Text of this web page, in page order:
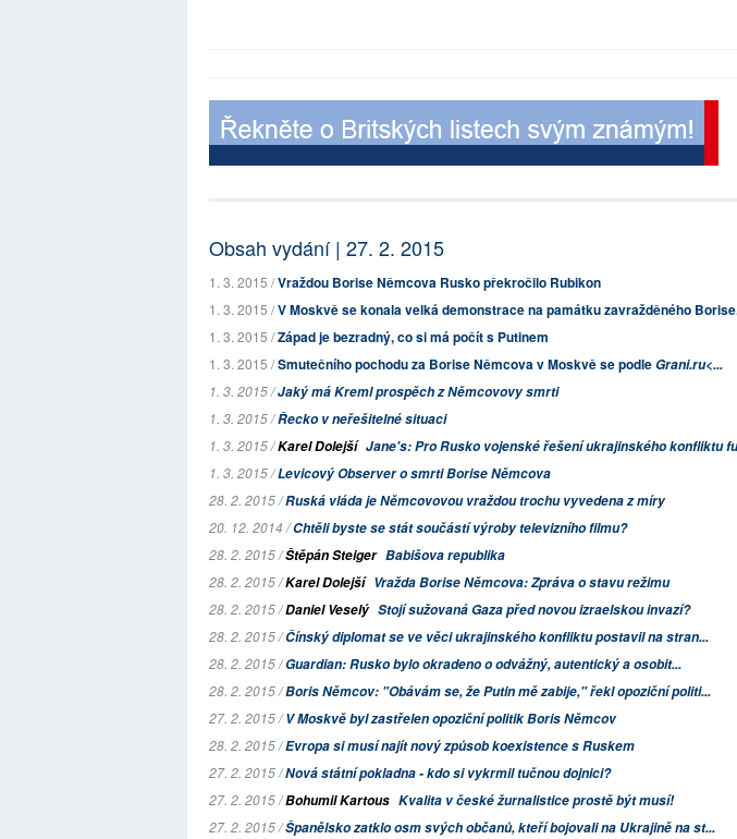
Obsah vydání | 27. 2. 2015
1. 3. 2015 /Vraždou Borise Němcova Rusko překročilo Rubikon
1. 3. 2015 /V Moskvě se konala velká demonstrace na památku zavražděného
1. 3. 2015 /Západ je bezradný, co si má počít s Putinem
1. 3. 2015 /Smutečního pochodu za Borise Němcova v Moskvě se podleGrani.ru<...
1. 3. 2015 /Jaký má Kreml prospěch z Němcovovy smrti
1. 3. 2015 /Řecko v neřešitelné situaci
1. 3. 2015 /Karel Dolejší Jane's: Pro Rusko vojenské řešení ukrajinského konfliktu
1. 3. 2015 /LevicovýObservero smrti Borise Němcova
28. 2. 2015 /Ruská vláda je Němcovovou vraždou trochu vyvedena z míry
20. 12. 2014 /Chtěli byste se stát součástí výroby televizního filmu?
28. 2. 2015 /Štěpán Steiger Babišova republika
28. 2. 2015 /Karel Dolejší Vražda Borise Němcova: Zpráva o stavu režimu
28. 2. 2015 /Daniel Veselý Stojí sužovaná Gaza před novou izraelskou invazí?
28. 2. 2015 /Čínský diplomat se ve věci ukrajinského konfliktu postavil na stran...
28. 2. 2015 /Guardian:Rusko bylo okradeno o odvážný, autentický a osobit...
28. 2. 2015 /Boris Němcov: "Obávám se, že Putin mě zabije," řekl opoziční politi...
27. 2. 2015 /V Moskvě byl zastřelen opoziční politik Boris Němcov
28. 2. 2015 /Evropa si musí najít nový způsob koexistence s Ruskem
27. 2. 2015 /Nová státní pokladna - kdo si vykrmil tučnou dojnici?
27. 2. 2015 /Bohumil Kartous Kvalita v české žurnalistice prostě být musí!
27. 2. 2015 /Španělsko zatklo osm svých občanů, kteří bojovali na Ukrajině na st...